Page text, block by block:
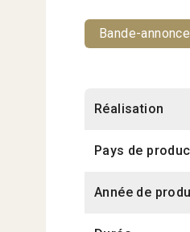
Bande-annonce
Réalisation
Pays de
Année de